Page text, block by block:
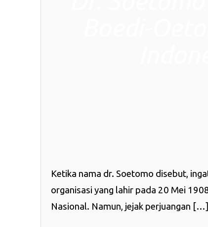
Ketika nama dr. Soetomo disebut,
organisasi yang lahir pada 20 Mei
Nasional. Namun, jejak perjuangan […]